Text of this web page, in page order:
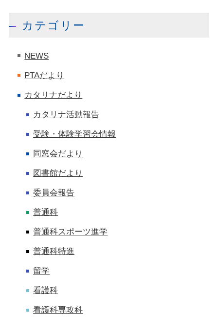
カテゴリー
NEWS
PTAだより
カタリナだより
カタリナ活動報告
受験・体験学習会情報
同窓会だより
図書館だより
委員会報告
普通科
普通科スポーツ進学
普通科特進
留学
看護科
看護科専攻科